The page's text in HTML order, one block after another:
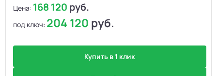
Цена: 168 120 руб.
под ключ: 204 120 руб.
Купить в 1 клик